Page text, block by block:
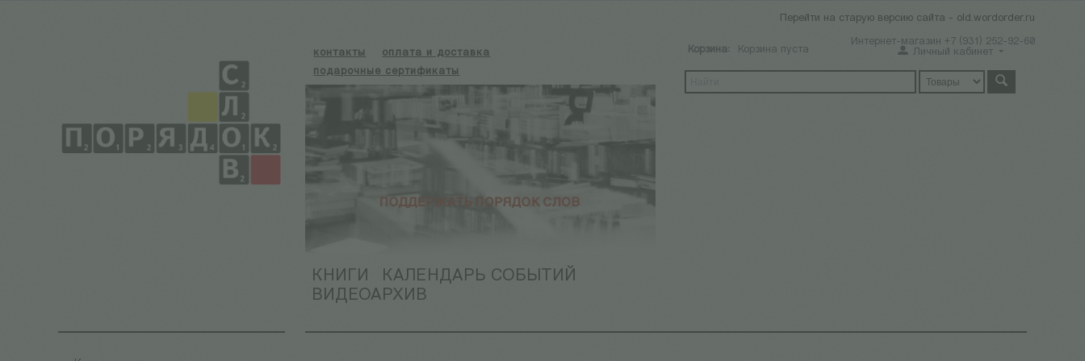
Перейти на старую версию сайта - old.wordorder.ru
Интернет-магазин +7 (931) 252-92-60
контакты
оплата и доставка
подарочные сертификаты
КНИГИ
КАЛЕНДАРЬ СОБЫТИЙ
ВИДЕОАРХИВ
Корзина: Корзина пуста Личный кабинет